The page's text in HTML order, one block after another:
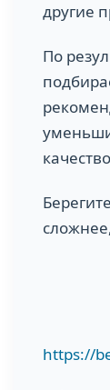
другие
По
https://